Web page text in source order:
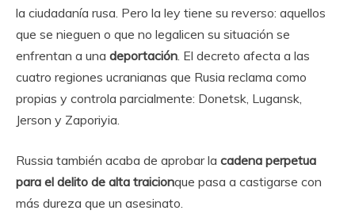
la ciudadanía rusa. Pero la ley tiene su reverso: aquellos
que se nieguen o que no legalicen su situación se
enfrentan a una deportación . El decreto afecta a las
cuatro regiones ucranianas que Rusia reclama como
propias y controla parcialmente: Donetsk, Lugansk,
Jerson y Zaporiyia.
Russia también acaba de aprobar la cadena perpetua
para el delito de alta traicionque pasa a castigarse con
más dureza que un asesinato.